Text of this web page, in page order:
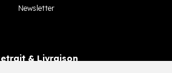
Newsletter
& Livraison